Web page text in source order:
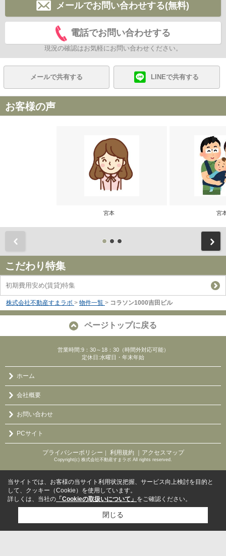
メールでお問い合わせする(無料)
電話でお問い合わせする
現況の確認はお気軽にお問い合わせください。
メールで共有する LINEで共有する
お客様の声
宮本 宮
こだわり特集
初期費用安め(賃貸)特集
株式会社不動産すまラボ > 物件一覧 > コラソン1000吉田ビル
ページトップに戻る
営業時間:9：30～18：30（時間外対応可能）
定休日:水曜日・年末年始
ホーム
会社概要
お問い合わせ
PCサイト
プライバシーポリシー 利用規約 ｜アクセスマップ
Copyright(c) 株式会社不動産すまラボ All rights reserved.
当サイトでは、お客様の当サイト利用状況把握、サービス向上検討を目的と
して、クッキー（Cookie）を使用しています。
詳しくは、当社の 「Cookieの取扱いについて」 をご確認ください。
閉じる